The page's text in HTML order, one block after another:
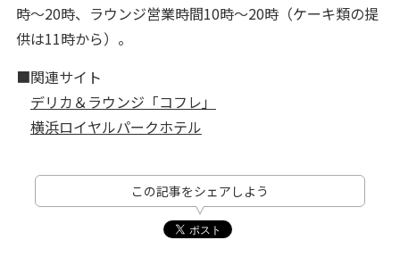
時～20時、ラウンジ営業時間10時～20時（ケーキ類の提
供は11時から）。
■関連サイト
デリカ＆ラウンジ「コフレ」
横浜ロイヤルパークホテル
この記事をシェアしよう